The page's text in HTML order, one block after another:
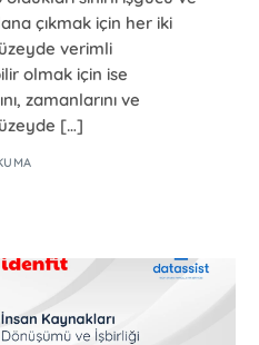
çıkmak için her iki
verimli
olmak için ise
zamanlarını ve
[…]